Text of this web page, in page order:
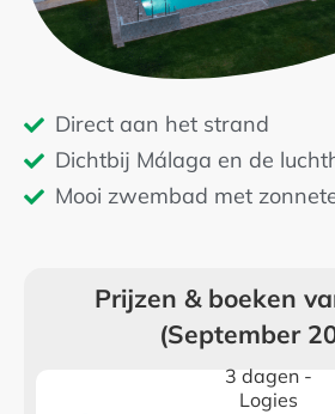
Direct aan het strand
Dichtbij Málaga en de
Mooi zwembad met
Prijzen & boeken
(September
3 dagen -
Logies